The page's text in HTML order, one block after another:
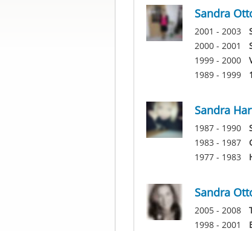
Sandra
2001 - 2003
2000 - 2001
1999 - 2000
1989 - 1999
Sandra
1987 - 1990
1983 - 1987
1977 - 1983
Sandra
2005 - 2008
1998 - 2001